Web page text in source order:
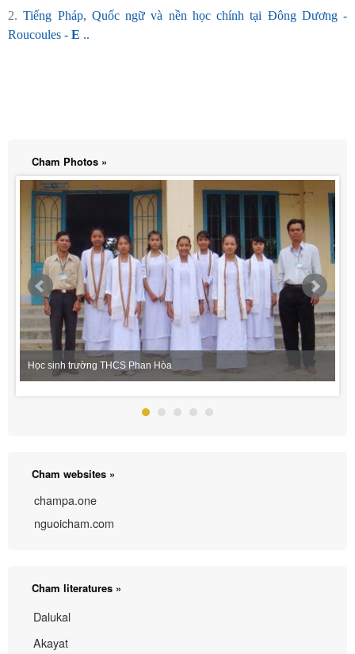
2.Tiếng Pháp, Quốc ngữ và nền học chính tại Đông Dương -
Roucoules - E ..
Cham Photos »
Học sinh trường THCS Phan Hòa
Cham websites »
champa.one
nguoicham.com
Cham literatures »
Dalukal
Akayat